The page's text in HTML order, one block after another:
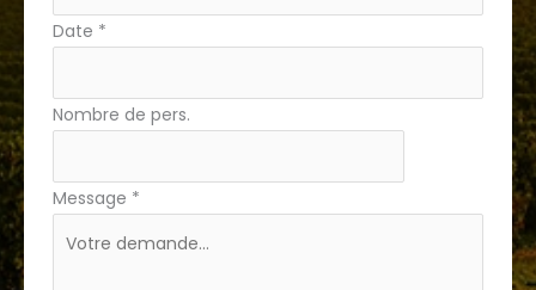
Date *
Nombre de pers.
Message *